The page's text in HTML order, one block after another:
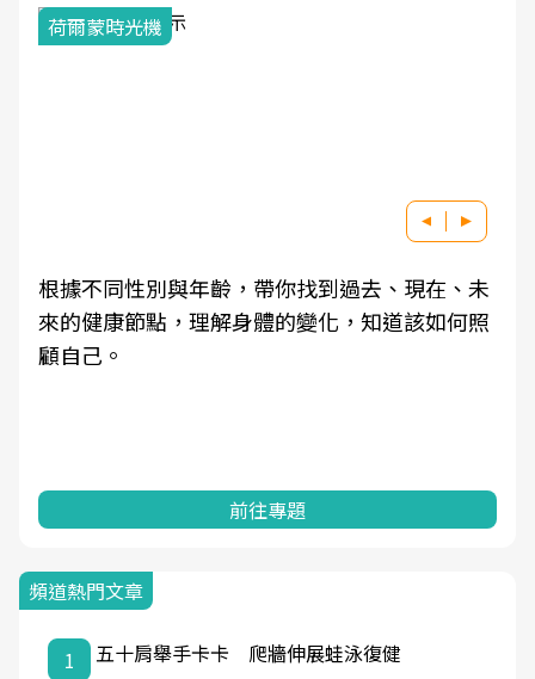
荷爾蒙時光機
根據不同性別與年齡，帶你找到過去、現在、未
來的健康節點，理解身體的變化，知道該如何照
顧自己。
前往專題
頻道熱門文章
1 五十肩舉手卡卡 爬牆伸展蛙泳復健